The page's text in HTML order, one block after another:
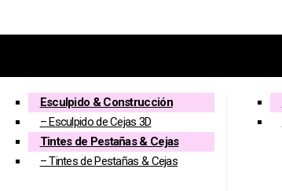
Esculpido & Construcción
– Esculpido de Cejas 3D
Tintes de Pestañas & Cejas
– Tintes de Pestañas & Cejas